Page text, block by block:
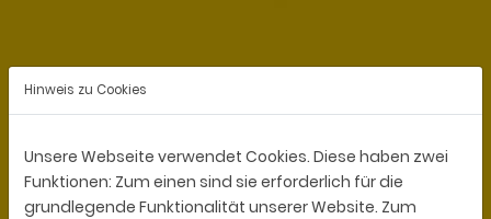
Hinweis zu Cookies
Unsere Webseite verwendet Cookies. Diese haben zwei
Funktionen: Zum einen sind sie erforderlich für die
grundlegende Funktionalität unserer Website. Zum